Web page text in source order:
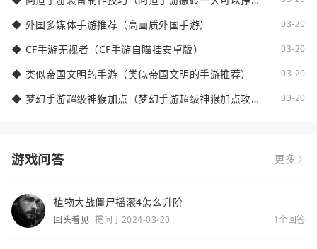
◆ 外国多媒体手游推荐（高画质外国手游） 03-20
◆ CF手游无视者（CF手游自瞄挂安卓版） 03-20
◆ 类似帝国文明的手游（类似帝国文明的手游推荐） 03-20
◆ 梦幻手游超级神猴加点（梦幻手游超级神猴加点攻
03-20
游戏问答 更多
植物大战僵尸摇滚4怎么升阶
回头看见 提问于2024-03-20 1个回答